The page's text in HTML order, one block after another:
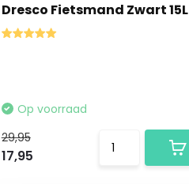
Dresco Fietsmand Zwart 15L
Op voorraad
29,95
17,95